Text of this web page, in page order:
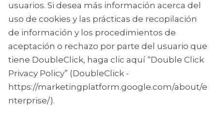
usuarios. Si desea más información acerca del
uso de cookies y las prácticas de recopilación
de información y los procedimientos de
aceptación o rechazo por parte del usuario que
tiene DoubleClick, haga clic aquí “Double Click
Privacy Policy” (DoubleClick -
https://marketingplatform.google.com/about/e
nterprise/).